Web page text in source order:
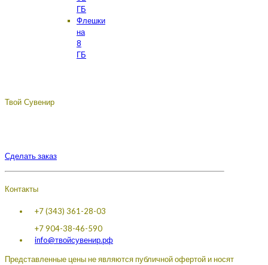
ГБ
Флешки
на
8
ГБ
Твой Сувенир
Сделать заказ
Контакты
+7 (343) 361-28-03
+7 904-38-46-590
info@твойсувенир.рф
Представленные цены не являются публичной офертой и носят